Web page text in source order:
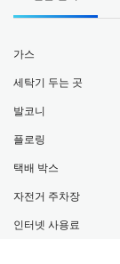
가스
세탁기 두는 곳
발코니
플로링
택배 박스
자전거 주차장
인터넷 사용료